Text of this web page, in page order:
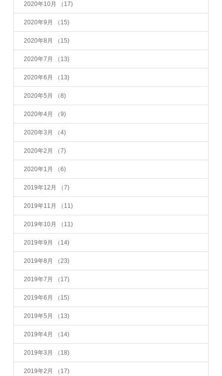
2020年10月 （17)
2020年9月 （15)
2020年8月 （15)
2020年7月 （13)
2020年6月 （13)
2020年5月 （8)
2020年4月 （9)
2020年3月 （4)
2020年2月 （7)
2020年1月 （6)
2019年12月 （7)
2019年11月 （11)
2019年10月 （11)
2019年9月 （14)
2019年8月 （23)
2019年7月 （17)
2019年6月 （15)
2019年5月 （13)
2019年4月 （14)
2019年3月 （18)
2019年2月 （17)